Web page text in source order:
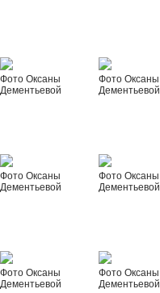
Фото Оксаны
Дементьевой
Фото Оксаны
Дементьевой
Фото Оксаны
Дементьевой
Фото Оксаны
Дементьевой
Фото Оксаны
Дементьевой
Фото Оксаны
Дементьевой